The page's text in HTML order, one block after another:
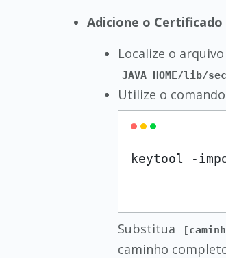
Adicione o
Localize o arquivo
JAVA_HOME/lib/
Utilize o comando
keytool -
Substitua
caminho